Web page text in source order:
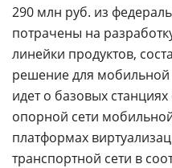
290 млн руб. из
потрачены на
линейки продуктов,
решение для мобильной
идет о базовых
опорной сети
платформах
транспортной сети в